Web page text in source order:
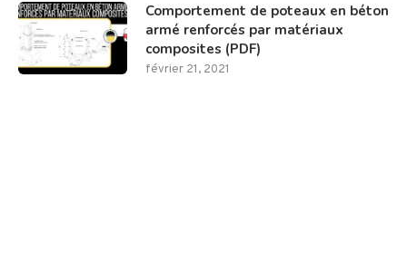
Comportement de poteaux en béton
armé renforcés par matériaux
composites (PDF)
février 21, 2021